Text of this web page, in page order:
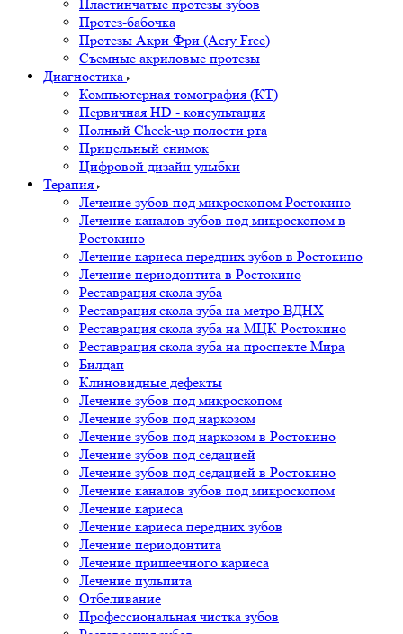
Пластинчатые протезы зубов
Протез-бабочка
Протезы Акри Фри (Acry Free)
Съемные акриловые протезы
Диагностика
Компьютерная томография (КТ)
Первичная HD - консультация
Полный Check-up полости рта
Прицельный снимок
Цифровой дизайн улыбки
Терапия
Лечение зубов под микроскопом Ростокино
Лечение каналов зубов под микроскопом в
Ростокино
Лечение кариеса передних зубов в Ростокино
Лечение периодонтита в Ростокино
Реставрация скола зуба
Реставрация скола зуба на метро ВДНХ
Реставрация скола зуба на МЦК Ростокино
Реставрация скола зуба на проспекте Мира
Билдап
Клиновидные дефекты
Лечение зубов под микроскопом
Лечение зубов под наркозом
Лечение зубов под наркозом в Ростокино
Лечение зубов под седацией
Лечение зубов под седацией в Ростокино
Лечение каналов зубов под микроскопом
Лечение кариеса
Лечение кариеса передних зубов
Лечение периодонтита
Лечение пришеечного кариеса
Лечение пульпита
Отбеливание
Профессиональная чистка зубов